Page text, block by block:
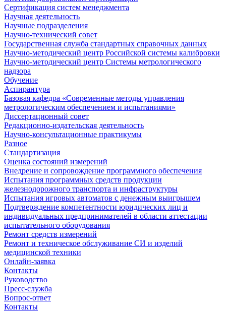
Сертификация систем менеджмента
Научная деятельность
Научные подразделения
Научно-технический совет
Государственная служба стандартных справочных данных
Научно-методический центр Российской системы калибровки
Научно-методический центр Системы метрологического
надзора
Обучение
Аспирантура
Базовая кафедра «Современные методы управления
метрологическим обеспечением и испытаниями»
Диссертационный совет
Редакционно-издательская деятельность
Научно-консультационные практикумы
Разное
Стандартизация
Оценка состояний измерений
Внедрение и сопровождение программного обеспечения
Испытания программных средств продукции
железнодорожного транспорта и инфраструктуры
Испытания игровых автоматов с денежным выигрышем
Подтверждение компетентности юридических лиц и
индивидуальных предпринимателей в области аттестации
испытательного оборудования
Ремонт средств измерений
Ремонт и техническое обслуживание СИ и изделий
медицинской техники
Онлайн-заявка
Контакты
Руководство
Пресс-служба
Вопрос-ответ
Контакты